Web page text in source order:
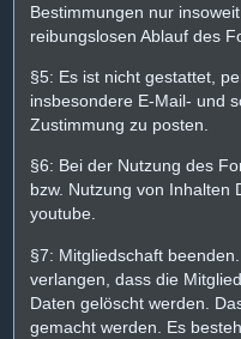
Bestimmungen nur
reibungslosen Ablauf des
§5: Es ist nicht gestattet,
insbesondere E-Mail- und
Zustimmung zu posten.
§6: Bei der Nutzung des
bzw. Nutzung von Inhalten
youtube.
§7: Mitgliedschaft
verlangen, dass die
Daten gelöscht werden.
gemacht werden. Es